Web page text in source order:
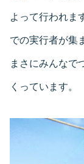
よって行われま
での実行者が集
まさにみんなで
くっています。